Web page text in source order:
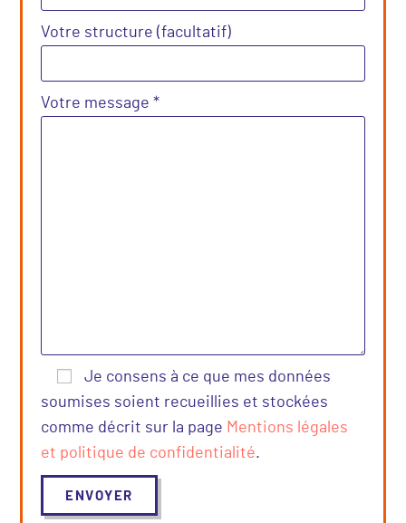
Votre structure (facultatif)
Votre message *
Je consens à ce que mes données
soumises soient recueillies et stockées
comme décrit sur la page Mentions légales
et politique de confidentialité.